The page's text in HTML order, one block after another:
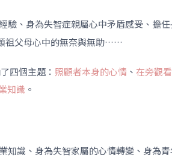
驗、身為失智症親屬心中矛盾感受、擔
祖父母心中的無奈與無助……
四個主題： 照顧者本身的心情 、在旁觀
知識 。
知識、身為失智家屬的心情轉變、身為